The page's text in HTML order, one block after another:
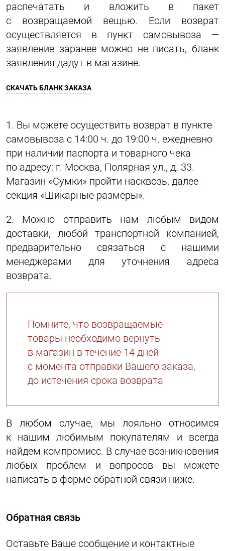
распечатать и вложить в пакет
с возвращаемой вещью. Если возврат
осуществляется в пункт самовывоза —
заявление заранее можно не писать, бланк
заявления дадут в магазине.
СКАЧАТЬ БЛАНК ЗАКАЗА
1. Вы можете осуществить возврат в пункте
самовывоза с 14:00 ч. до 19:00 ч. ежедневно
при наличии паспорта и товарного чека
по адресу: г. Москва, Полярная ул., д. 33.
Магазин «Сумки» пройти насквозь, далее
секция «Шикарные размеры».
2. Можно отправить нам любым видом
доставки, любой транспортной компанией,
предварительно связаться с нашими
менеджерами для уточнения адреса
возврата.
Помните, что возвращаемые
товары необходимо вернуть
в магазин в течение 14 дней
с момента отправки Вашего заказа,
до истечения срока возврата
В любом случае, мы лояльно относимся
к нашим любимым покупателям и всегда
найдем компромисс. В случае возникновения
любых проблем и вопросов вы можете
написать в форме обратной связи ниже.
Обратная связь
Оставьте Ваше сообщение и контактные